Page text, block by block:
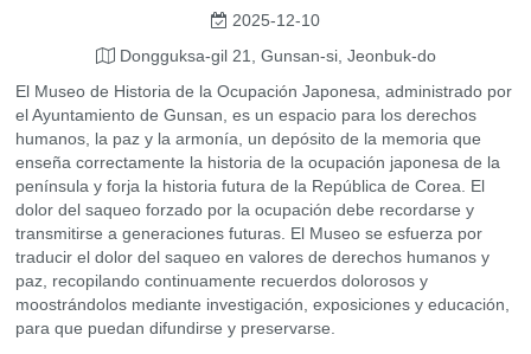
2025-12-10
Dongguksa-gil 21, Gunsan-si, Jeonbuk-do
El Museo de Historia de la Ocupación Japonesa, administrado por
el Ayuntamiento de Gunsan, es un espacio para los derechos
humanos, la paz y la armonía, un depósito de la memoria que
enseña correctamente la historia de la ocupación japonesa de la
península y forja la historia futura de la República de Corea. El
dolor del saqueo forzado por la ocupación debe recordarse y
transmitirse a generaciones futuras. El Museo se esfuerza por
traducir el dolor del saqueo en valores de derechos humanos y
paz, recopilando continuamente recuerdos dolorosos y
moostrándolos mediante investigación, exposiciones y educación,
para que puedan difundirse y preservarse.